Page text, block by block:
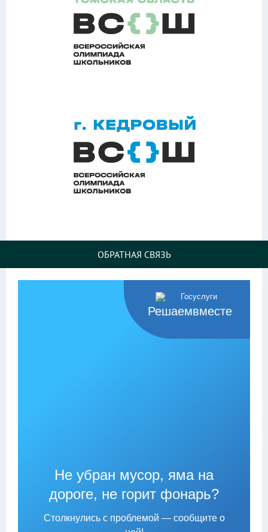
ОБРАТНАЯ СВЯЗЬ
Решаемвместе
Не убран мусор, яма на
дороге, не горит фонарь?
Столкнулись с проблемой — сообщите о